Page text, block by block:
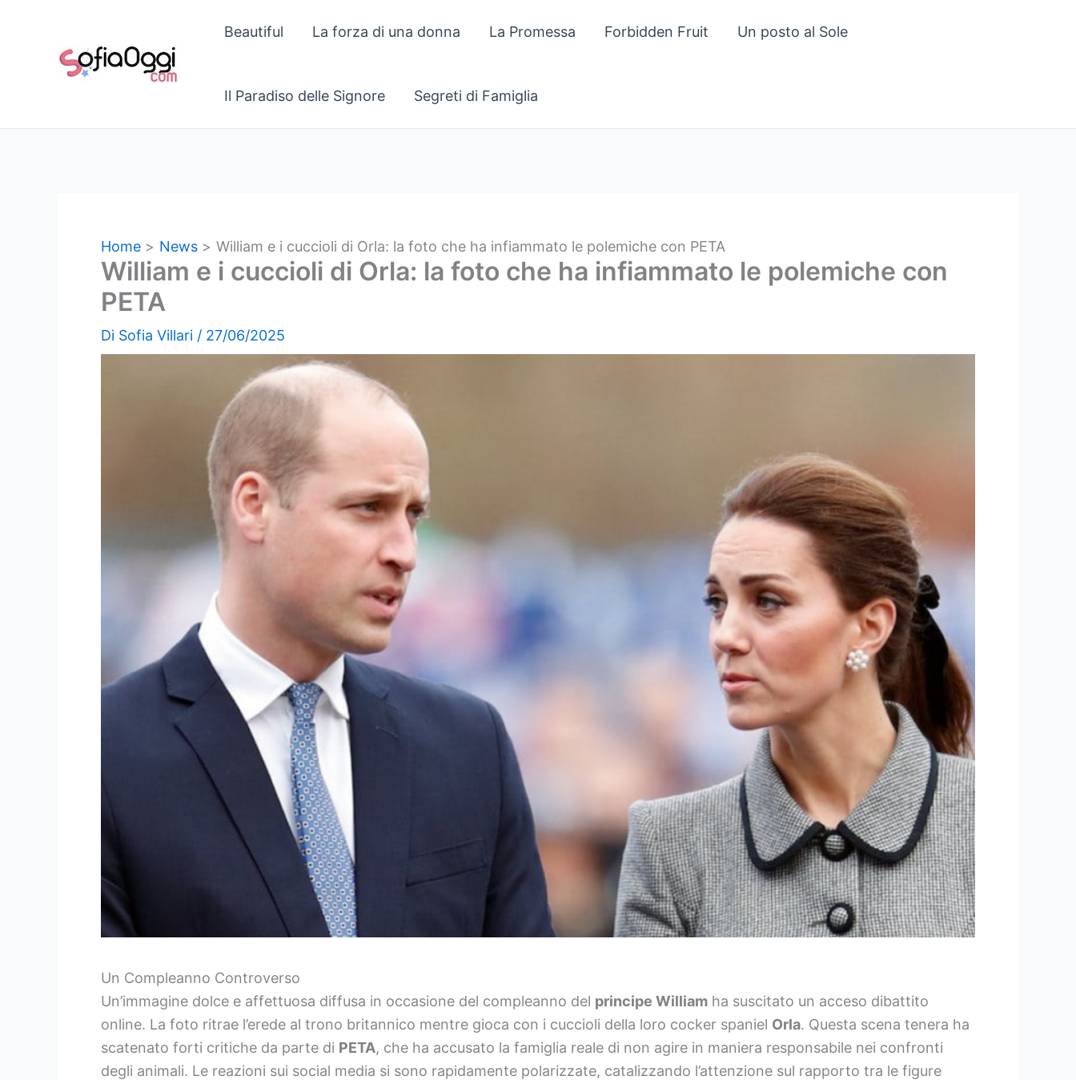
contenuto
Beautiful La forza di una donna La Promessa Forbidden Fruit Un posto al Sole
Il Paradiso delle Signore Segreti di Famiglia
Home News William e i cuccioli di Orla: la foto che ha infiammato le polemiche con PETA
William e i cuccioli di Orla: la foto che ha infiammato le polemiche con
PETA
Di Sofia Villari / 27/06/2025
Un Compleanno Controverso
Un’immagine dolce e affettuosa diffusa in occasione del compleanno del principe William ha suscitato un acceso dibattito
online. La foto ritrae l’erede al trono britannico mentre gioca con i cuccioli della loro cocker spaniel Orla. Questa scena tenera ha
scatenato forti critiche da parte di PETA, che ha accusato la famiglia reale di non agire in maniera responsabile nei confronti
degli animali. Le reazioni sui social media si sono rapidamente polarizzate, catalizzando l’attenzione sul rapporto tra le figure